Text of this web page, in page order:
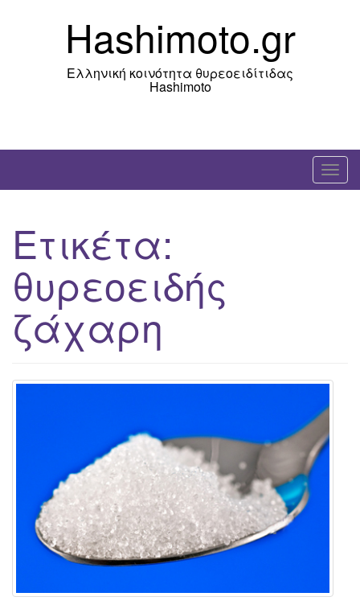
Hashimoto.gr
Ελληνική κοινότητα θυρεοειδίτιδας
Hashimoto
T
o
Ετικέτα:
θυρεοειδής
ζάχαρη